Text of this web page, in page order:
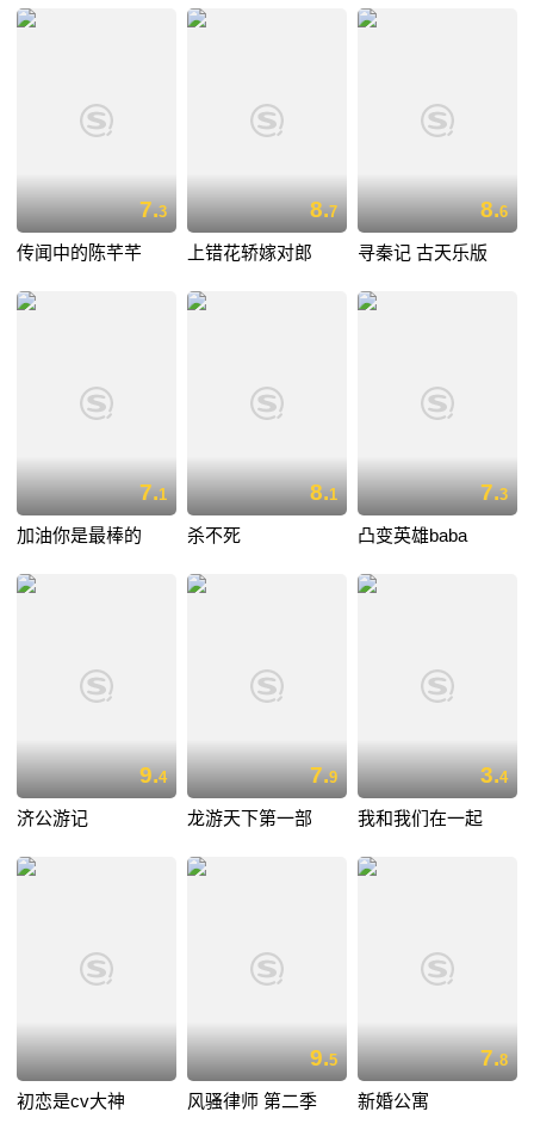
7.3
传闻中的陈芊芊
8.7
上错花轿嫁对郎
8.6
寻秦记 古天乐版
7.1
加油你是最棒的
8.1
杀不死
7.3
凸变英雄baba
9.4
济公游记
7.9
龙游天下第一部
3.4
我和我们在一起
初恋是cv大神
9.5
风骚律师 第二季
7.8
新婚公寓